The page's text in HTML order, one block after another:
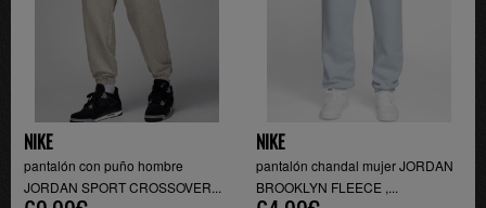
NIKE
pantalón con puño hombre
JORDAN SPORT CROSSOVER...
NIKE
pantalón chandal mujer JORDAN
BROOKLYN FLEECE ,...